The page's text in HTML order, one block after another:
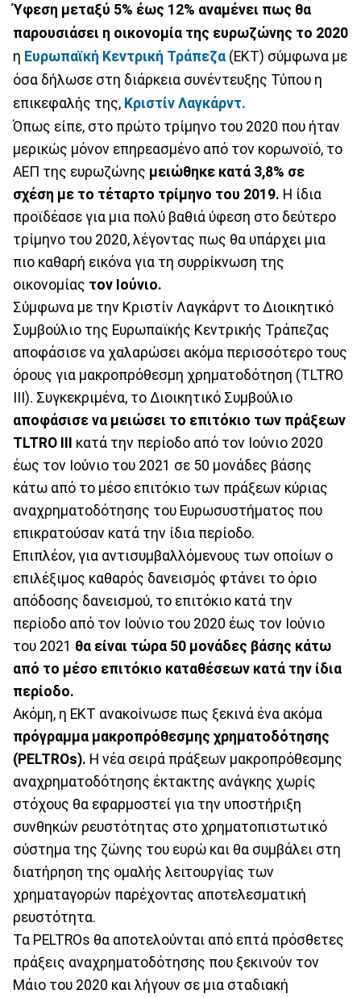
Ύφεση μεταξύ 5% έως 12% αναμένει πως θα
παρουσιάσει η οικονομία της ευρωζώνης το 2020
η Ευρωπαϊκή Κεντρική Τράπεζα (ΕΚΤ) σύμφωνα με
όσα δήλωσε στη διάρκεια συνέντευξης Τύπου η
επικεφαλής της, Κριστίν Λαγκάρντ.
Όπως είπε, στο πρώτο τρίμηνο του 2020 που ήταν
μερικώς μόνον επηρεασμένο από τον κορωνοϊό, το
ΑΕΠ της ευρωζώνης μειώθηκε κατά 3,8% σε
σχέση με το τέταρτο τρίμηνο του 2019. Η ίδια
προϊδέασε για μια πολύ βαθιά ύφεση στο δεύτερο
τρίμηνο του 2020, λέγοντας πως θα υπάρχει μια
πιο καθαρή εικόνα για τη συρρίκνωση της
οικονομίας τον Ιούνιο.
Σύμφωνα με την Κριστίν Λαγκάρντ το Διοικητικό
Συμβούλιο της Ευρωπαϊκής Κεντρικής Τράπεζας
αποφάσισε να χαλαρώσει ακόμα περισσότερο τους
όρους για μακροπρόθεσμη χρηματοδότηση (TLTRO
III). Συγκεκριμένα, το Διοικητικό Συμβούλιο
αποφάσισε να μειώσει το επιτόκιο των πράξεων
TLTRO III κατά την περίοδο από τον Ιούνιο 2020
έως τον Ιούνιο του 2021 σε 50 μονάδες βάσης
κάτω από το μέσο επιτόκιο των πράξεων κύριας
αναχρηματοδότησης του Ευρωσυστήματος που
επικρατούσαν κατά την ίδια περίοδο.
Επιπλέον, για αντισυμβαλλόμενους των οποίων ο
επιλέξιμος καθαρός δανεισμός φτάνει το όριο
απόδοσης δανεισμού, το επιτόκιο κατά την
περίοδο από τον Ιούνιο του 2020 έως τον Ιούνιο
του 2021 θα είναι τώρα 50 μονάδες βάσης κάτω
από το μέσο επιτόκιο καταθέσεων κατά την ίδια
περίοδο.
Ακόμη, η ΕΚΤ ανακοίνωσε πως ξεκινά ένα ακόμα
πρόγραμμα μακροπρόθεσμης χρηματοδότησης
(PELTROs). Η νέα σειρά πράξεων μακροπρόθεσμης
αναχρηματοδότησης έκτακτης ανάγκης χωρίς
στόχους θα εφαρμοστεί για την υποστήριξη
συνθηκών ρευστότητας στο χρηματοπιστωτικό
σύστημα της ζώνης του ευρώ και θα συμβάλει στη
διατήρηση της ομαλής λειτουργίας των
χρηματαγορών παρέχοντας αποτελεσματική
ρευστότητα.
Τα PELTROs θα αποτελούνται από επτά πρόσθετες
πράξεις αναχρηματοδότησης που ξεκινούν τον
Μάιο του 2020 και λήγουν σε μια σταδιακή